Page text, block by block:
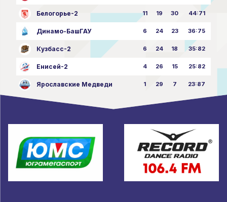
Белогорье-2 11 19 30 44:71
Динамо-БашГАУ 6 24 23 36:75
Кузбасс-2 6 24 18 35:82
Енисей-2 4 26 15 25:82
Ярославские Медведи 1 29 7 23:87